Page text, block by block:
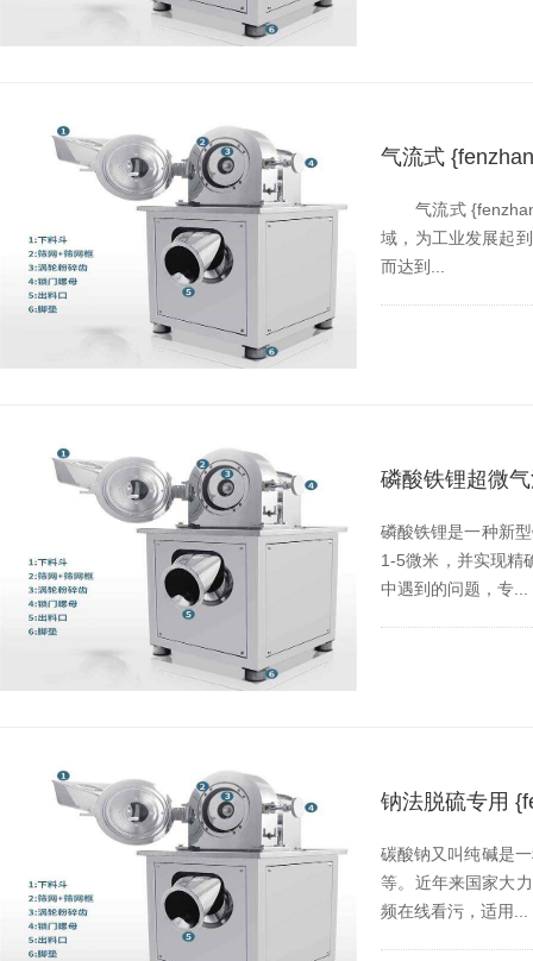
气流式
气流式 {fenzhan}超
域，为工业发展
而达到...
磷酸铁锂超微
磷酸铁锂是一种新
1-5微米，并实
中遇到的问题，专...
钠法脱硫专用
碳酸钠又叫纯碱是一
等。近年来国家
频在线看污，适用...